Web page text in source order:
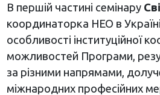
В першій частині семінару
координаторка НЕО в
особливості інституційної
можливостей Програми,
за різними напрямами,
міжнародних професійних